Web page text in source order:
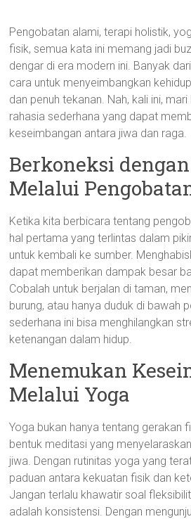
Pengobatan alami, terapi holistik,
fisik, semua kata ini memang jadi
dengar di era modern ini. Banyak
cara untuk menyeimbangkan
dan penuh tekanan. Nah, kali ini,
rahasia sederhana yang dapat
keseimbangan antara jiwa dan raga.
Berkoneksi
Melalui
Ketika kita berbicara tentang
hal pertama yang terlintas dalam
untuk kembali ke sumber.
dapat memberikan dampak besar
Cobalah untuk berjalan di taman,
burung, atau hanya duduk di bawah
sederhana ini bisa menghilangkan
ketenangan dalam hidup.
Menemukan
Melalui Yoga
Yoga bukan hanya tentang gerakan
bentuk meditasi yang
jiwa. Dengan rutinitas yoga yang
paduan antara kekuatan fisik dan
Jangan terlalu khawatir soal
adalah konsistensi. Dengan